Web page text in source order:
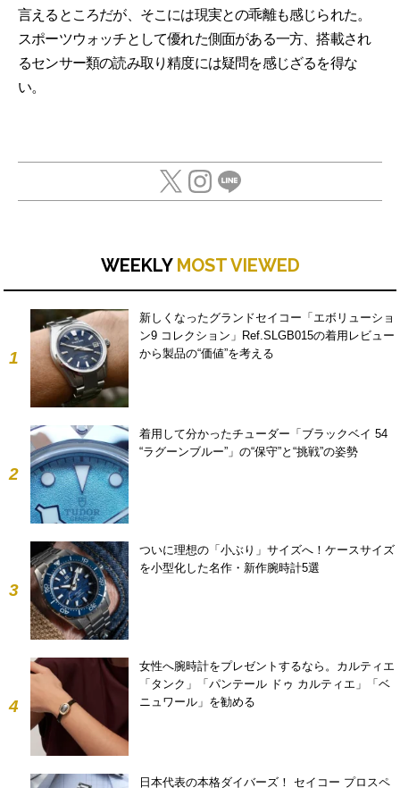
言えるところだが、そこには現実との乖離も感じられた。
スポーツウォッチとして優れた側面がある一方、搭載され
るセンサー類の読み取り精度には疑問を感じざるを得な
い。
WEEKLY MOST VIEWED
1
新しくなったグランドセイコー「エボリューショ
ン9 コレクション」Ref.SLGB015の着用レビュー
から製品の“価値”を考える
2
着用して分かったチューダー「ブラックベイ 54
“ラグーンブルー”」の“保守”と“挑戦”の姿勢
3
ついに理想の「小ぶり」サイズへ！ケースサイズ
を小型化した名作・新作腕時計5選
4
女性へ腕時計をプレゼントするなら。カルティエ
「タンク」「パンテール ドゥ カルティエ」「ベ
ニュワール」を勧める
日本代表の本格ダイバーズ！ セイコー プロスペ